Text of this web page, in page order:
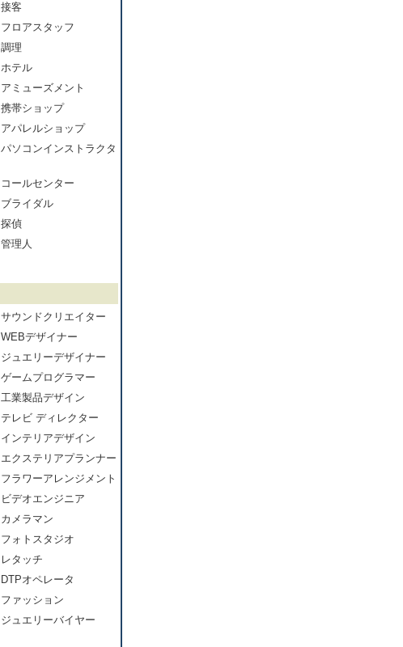
接客
フロアスタッフ
調理
ホテル
アミューズメント
携帯ショップ
アパレルショップ
パソコンインストラクタ
コールセンター
ブライダル
探偵
管理人
サウンドクリエイター
WEBデザイナー
ジュエリーデザイナー
ゲームプログラマー
工業製品デザイン
テレビ ディレクター
インテリアデザイン
エクステリアプランナー
フラワーアレンジメント
ビデオエンジニア
カメラマン
フォトスタジオ
レタッチ
DTPオペレータ
ファッション
ジュエリーバイヤー